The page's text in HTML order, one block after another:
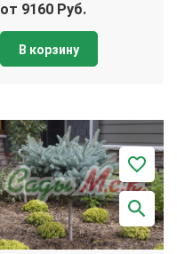
от 9160 Руб.
В корзину